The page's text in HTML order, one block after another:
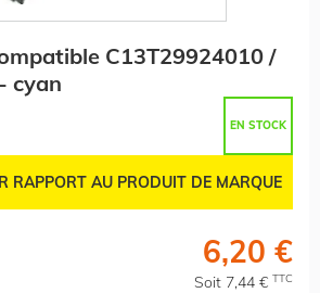
C13T29924010 /
cyan
EN STOCK
RAPPORT AU PRODUIT DE MARQUE
6,20 €
Soit 7,44 € TTC